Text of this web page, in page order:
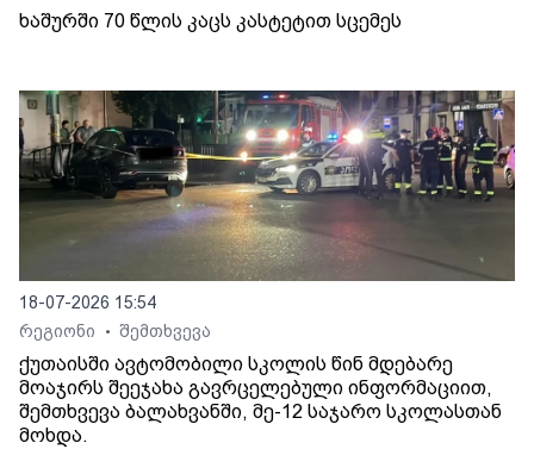
ხაშურში 70 წლის კაცს კასტეტით სცემეს
18-07-2026 15:54
რეგიონი
• შემთხვევა
ქუთაისში ავტომობილი სკოლის წინ მდებარე
მოაჯირს შეეჯახა გავრცელებული ინფორმაციით,
შემთხვევა ბალახვანში, მე-12 საჯარო სკოლასთან
მოხდა.